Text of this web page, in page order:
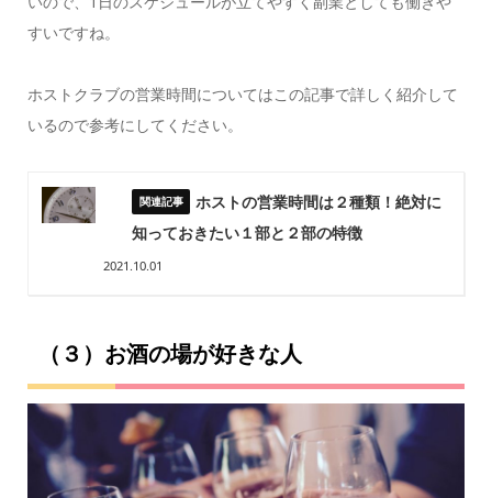
すいですね。
ホストクラブの営業時間についてはこの記事で詳しく紹介して
いるので参考にしてください。
ホストの営業時間は２種類！絶対に
知っておきたい１部と２部の特徴
2021.10.01
（３）お酒の場が好きな人